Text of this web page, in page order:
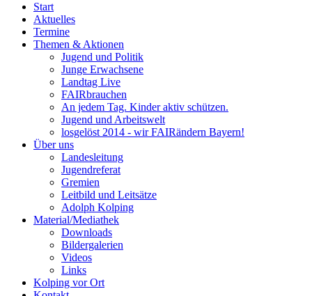
Start
Aktuelles
Termine
Themen & Aktionen
Jugend und Politik
Junge Erwachsene
Landtag Live
FAIRbrauchen
An jedem Tag. Kinder aktiv schützen.
Jugend und Arbeitswelt
losgelöst 2014 - wir FAIRändern Bayern!
Über uns
Landesleitung
Jugendreferat
Gremien
Leitbild und Leitsätze
Adolph Kolping
Material/Mediathek
Downloads
Bildergalerien
Videos
Links
Kolping vor Ort